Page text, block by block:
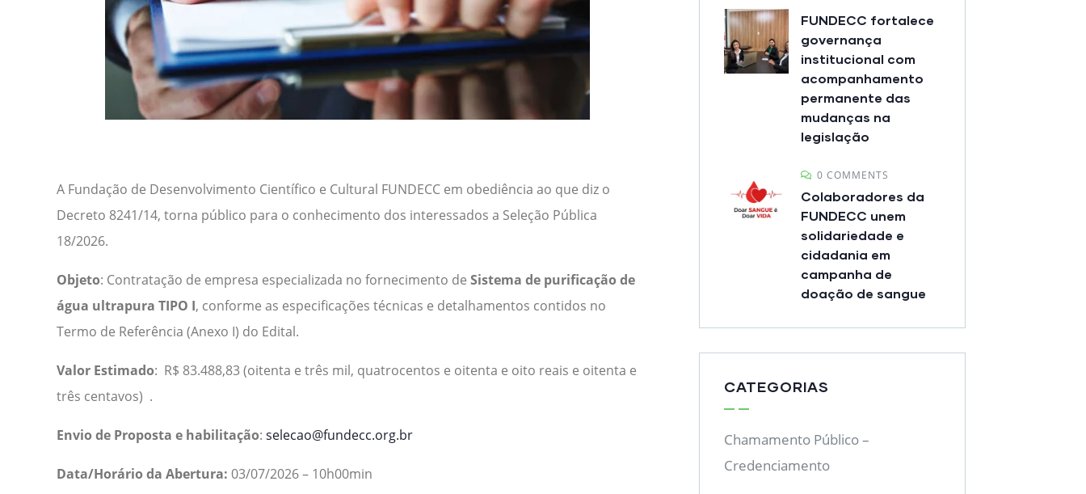
A Fundação de Desenvolvimento Científico e Cultural FUNDECC em obediência ao que diz o
Decreto 8241/14, torna público para o conhecimento dos interessados a Seleção Pública
18/2026.
Objeto: Contratação de empresa especializada no fornecimento de Sistema de purificação de
água ultrapura TIPO I, conforme as especificações técnicas e detalhamentos contidos no
Termo de Referência (Anexo I) do Edital.
Valor Estimado: R$ 83.488,83 (oitenta e três mil, quatrocentos e oitenta e oito reais e oitenta e
três centavos) .
Envio de Proposta e habilitação: selecao@fundecc.org.br
Data/Horário da Abertura: 03/07/2026 – 10h00min
FUNDECC fortalece
governança
institucional com
acompanhamento
permanente das
mudanças na
legislação
0 COMMENTS
Colaboradores da
FUNDECC unem
solidariedade e
cidadania em
campanha de
doação de sangue
CATEGORIAS
Chamamento Público –
Credenciamento